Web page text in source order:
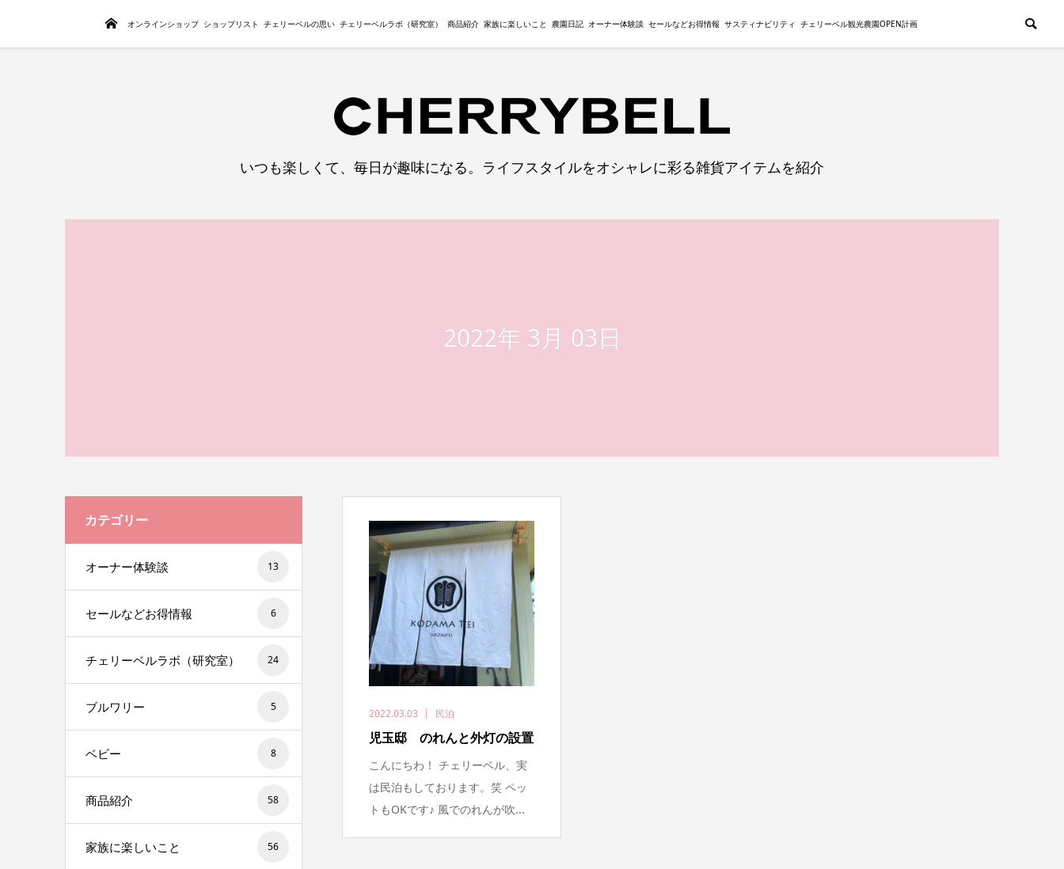
トップページオンラインショップ ショップリスト チェリーベルの思い チェリーベルラボ（研究室） 商品紹介 家族に楽しいこと 農園日記 オーナー体験談 セールなどお得情報 サスティナビリティ チェリーベル観光農園OPEN計画
いつも楽しくて、毎日が趣味になる。ライフスタイルをオシャレに彩る雑貨アイテムを紹介
2022年 3月 03日
2022.03.03 民泊
児玉邸 のれんと外灯の設置
こんにちわ！ チェリーベル、実
は民泊もしております。笑 ペッ
トもOKです♪ 風でのれんが吹...
カテゴリー
オーナー体験談 13
セールなどお得情報 6
チェリーベルラボ（研究室） 24
ブルワリー 5
ベビー 8
商品紹介 58
家族に楽しいこと 56